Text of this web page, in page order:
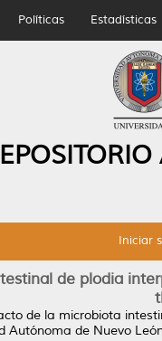
Políticas Estadísticas
Iniciar
de plodia
de la microbiota
Autónoma de Nuevo